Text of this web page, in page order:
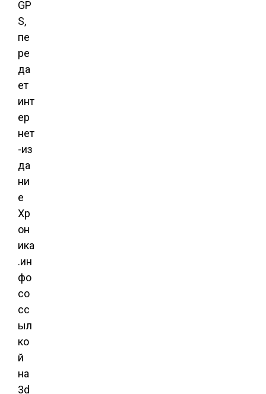
GP
S,
пе
ре
да
ет
инт
ер
нет
-из
да
ни
е
Хр
он
ика
.ин
фо
со
сс
ыл
ко
й
на
3d